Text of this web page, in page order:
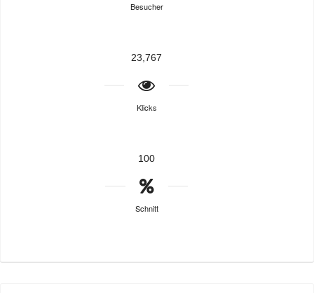
Besucher
23,767
Klicks
100
Schnitt